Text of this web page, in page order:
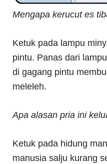
Mengapa kerucut es
Ketuk pada lampu
pintu. Panas dari
di gagang pintu
meleleh.
Apa alasan pria ini
Ketuk pada hidung
manusia salju kurang